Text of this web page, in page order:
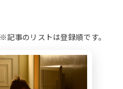
※記事のリストは登録順です。